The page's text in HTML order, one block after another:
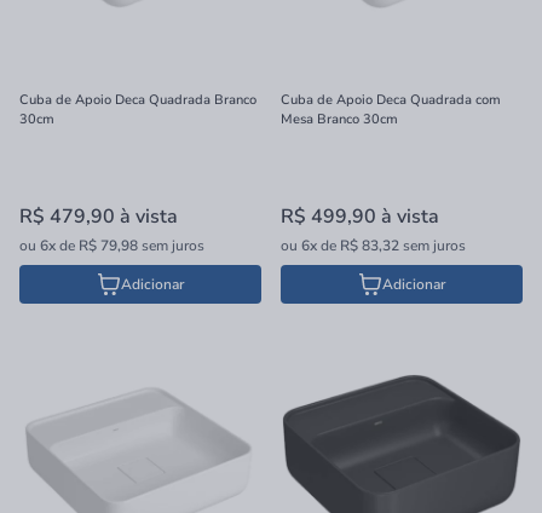
Cuba de Apoio Deca Quadrada Branco
30cm
R$ 479,90 à vista
ou 6xde R$ 79,98sem juros
Adicionar
Cuba de Apoio Deca Quadrada com
Mesa Branco 30cm
R$ 499,90 à vista
ou 6xde R$ 83,32sem juros
Adicionar